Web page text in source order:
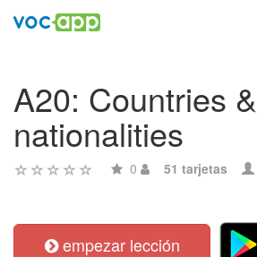
A20: Countries &
nationalities
0 51 tarjetas
empezar lección